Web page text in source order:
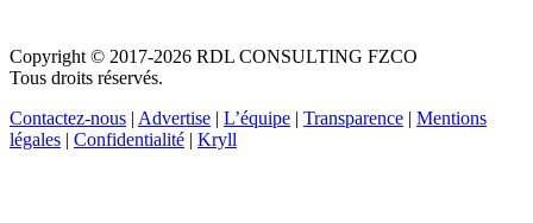
Copyright © 2017-2026 RDL CONSULTING FZCO
Tous droits réservés.
Contactez-nous | Advertise | L’équipe | Transparence | Mentions
légales | Confidentialité | Kryll